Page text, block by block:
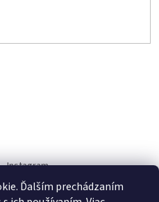
Ďalším prechádzaním
Instagram
white